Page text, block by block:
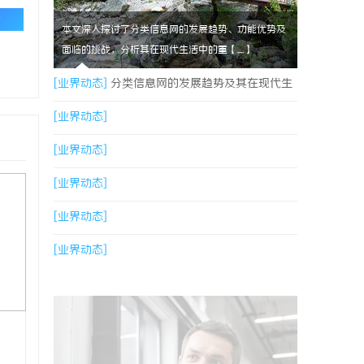
本文深入探讨了分类信息网的发展趋势、功能优势及
面临的挑战，分析其在现代生活中的重【....】
[业界动态] 分类信息网的发展趋势及其在现代生
活中的重要作用解析
[业界动态]
[业界动态]
[业界动态]
[业界动态]
[业界动态]